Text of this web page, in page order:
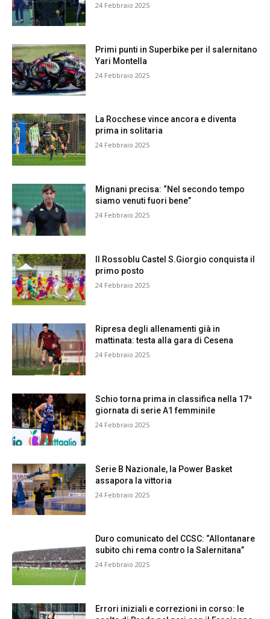
24 Febbraio 2025
Primi punti in Superbike per il salernitano
Yari Montella
24 Febbraio 2025
La Rocchese vince ancora e diventa
prima in solitaria
24 Febbraio 2025
Mignani precisa: “Nel secondo tempo
siamo venuti fuori bene”
24 Febbraio 2025
Il Rossoblu Castel S.Giorgio conquista il
primo posto
24 Febbraio 2025
Ripresa degli allenamenti già in
mattinata: testa alla gara di Cesena
24 Febbraio 2025
Schio torna prima in classifica nella 17ª
giornata di serie A1 femminile
24 Febbraio 2025
Serie B Nazionale, la Power Basket
assapora la vittoria
24 Febbraio 2025
Duro comunicato del CCSC: “Allontanare
subito chi rema contro la Salernitana”
24 Febbraio 2025
Errori iniziali e correzioni in corso: le